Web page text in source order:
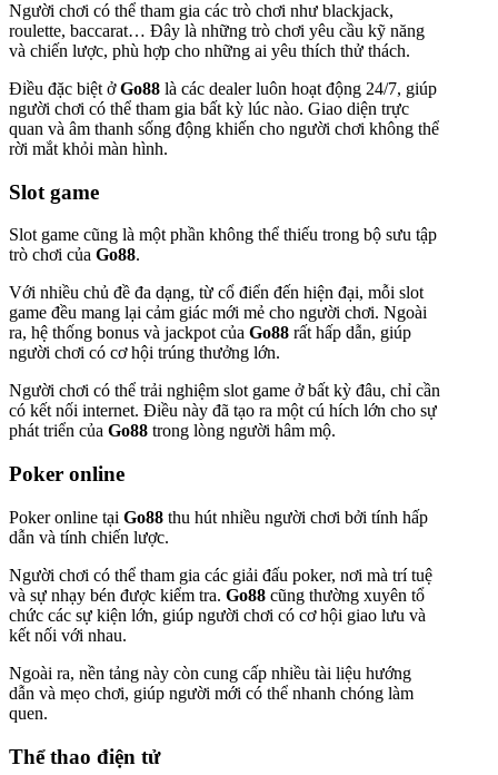
Người chơi có thể tham gia các trò chơi như blackjack,
roulette, baccarat… Đây là những trò chơi yêu cầu kỹ năng
và chiến lược, phù hợp cho những ai yêu thích thử thách.
Điều đặc biệt ởGo88 là các dealer luôn hoạt động 24/7, giúp
người chơi có thể tham gia bất kỳ lúc nào. Giao diện trực
quan và âm thanh sống động khiến cho người chơi không thể
rời mắt khỏi màn hình.
Slot game
Slot game cũng là một phần không thể thiếu trong bộ sưu tập
trò chơi của Go88.
Với nhiều chủ đề đa dạng, từ cổ điển đến hiện đại, mỗi slot
game đều mang lại cảm giác mới mẻ cho người chơi. Ngoài
ra, hệ thống bonus và jackpot của Go88 rất hấp dẫn, giúp
người chơi có cơ hội trúng thưởng lớn.
Người chơi có thể trải nghiệm slot game ở bất kỳ đâu, chỉ cần
có kết nối internet. Điều này đã tạo ra một cú hích lớn cho sự
phát triển của Go88 trong lòng người hâm mộ.
Poker online
Poker online tại Go88 thu hút nhiều người chơi bởi tính hấp
dẫn và tính chiến lược.
Người chơi có thể tham gia các giải đấu poker, nơi mà trí tuệ
và sự nhạy bén được kiểm tra. Go88 cũng thường xuyên tổ
chức các sự kiện lớn, giúp người chơi có cơ hội giao lưu và
kết nối với nhau.
Ngoài ra, nền tảng này còn cung cấp nhiều tài liệu hướng
dẫn và mẹo chơi, giúp người mới có thể nhanh chóng làm
quen.
Thể thao điện tử